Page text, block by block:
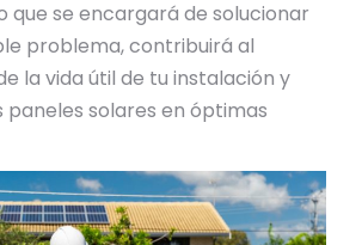
que se encargará de solucionar
problema, contribuirá al
la vida útil de tu instalación y
solares en óptimas